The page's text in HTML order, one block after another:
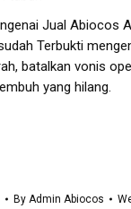
Jual Abiocos
Terbukti
batalkan vonis
yang hilang.
By Admin Abiocos